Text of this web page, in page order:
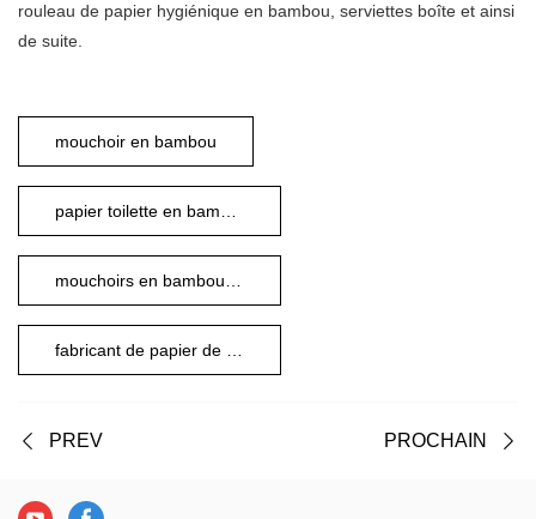
rouleau de papier hygiénique en bambou, serviettes boîte et ainsi
de suite.
mouchoir en bambou
PREV PROCHAIN